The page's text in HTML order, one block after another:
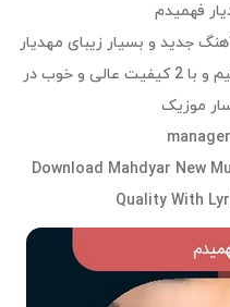
فهمیدم
جدید و بسیار زیبای مهدیار
به نام “فهمیدم” بصورت لینک مستقیم و با 2 کیفیت عالی و خوب در
موزیک
Download Mahdyar New
Quality With